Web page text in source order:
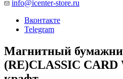
info@icenter-store.ru
Вконтакте
Telegram
Магнитный
(RE)CLASSIC